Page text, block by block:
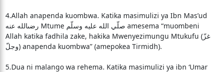
4.Allah anapenda kuombwa. Katika masimulizi ya Ibn Mas’ud
رضىالله عنه Mtume صلّي الله عليه وسلّم amesema “muombeni
Allah katika fadhila zake, hakika Mwenyezimungu Mtukufu (غزّ
وجلّ) anapenda kuombwa” (amepokea Tirmidh).
5.Dua ni malango wa rehema. Katika masimulizi ya ibn ‘Umar